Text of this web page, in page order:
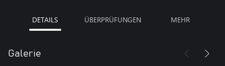
DETAILS ÜBERPRÜFUNGEN MEHR
Galerie